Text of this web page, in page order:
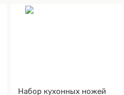
Набор кухонных ножей